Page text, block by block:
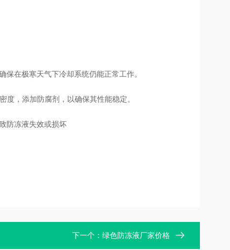
在极寒天气下冷却系统仍能正常工作。
度，添加防腐剂，以确保其性能稳定。
防冻液失效或损坏
下一个： 绿色防冻液厂家价格